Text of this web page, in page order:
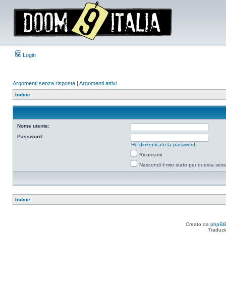
Login
Argomenti senza risposta | Argomenti attivi
Indice
Nome utente:
Password:
Ho dimenticato la password
Ricordami
Nascondi il mio stato per questa
Indice
Creato da phpBB